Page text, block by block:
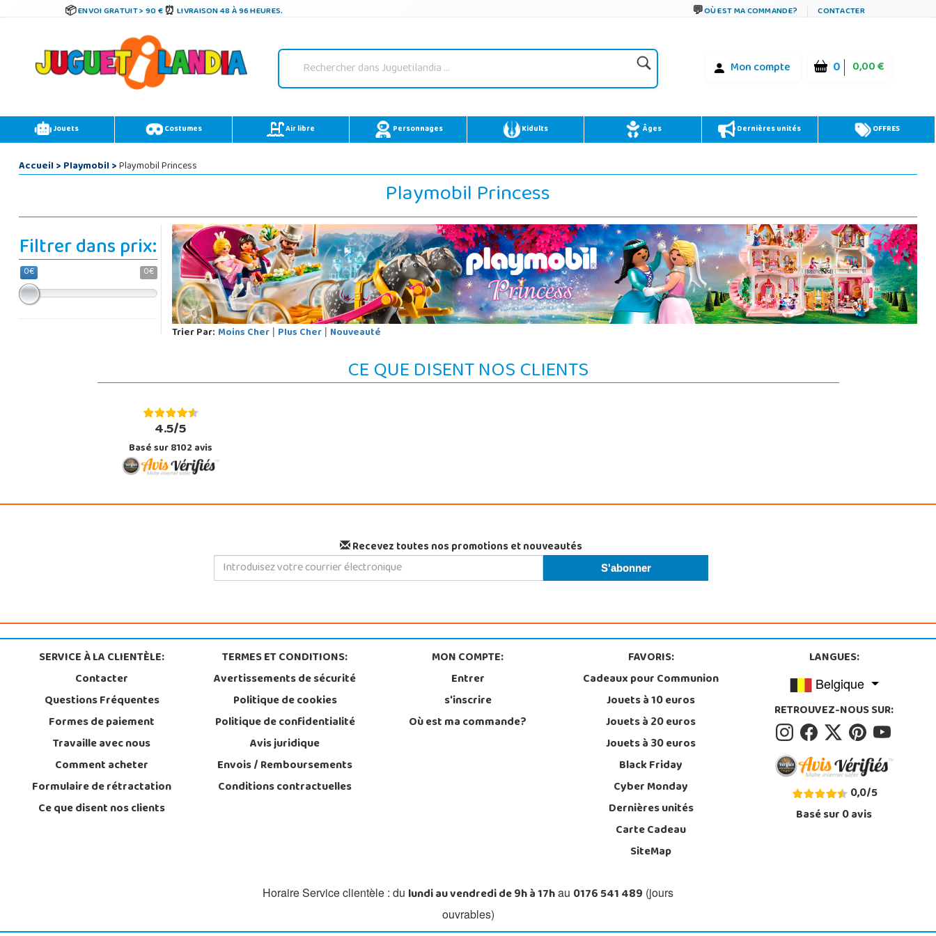
ENVOI GRATUIT > 90 € LIVRAISON 48 À 96 HEURES. OÙ EST MA COMMANDE? CONTACTER
Mon compte 0 0,00 €
Jouets Costumes Air libre Personnages Kidults Âges Dernières unités OFFRES
Accueil>Playmobil>Playmobil Princess
Playmobil Princess
Filtrer dans prix:
0€
0€
Trier Par: Moins Cher| Plus Cher| Nouveauté
CE QUE DISENT NOS CLIENTS
4.5/5
Basé sur 8102 avis
Recevez toutes nos promotions et nouveautés
SERVICE À LA CLIENTÈLE:
Contacter
Questions Fréquentes
Formes de paiement
Travaille avec nous
Comment acheter
Formulaire de rétractation
Ce que disent nos clients
TERMES ET CONDITIONS:
Avertissements de sécurité
Politique de cookies
Politique de confidentialité
Avis juridique
Envois / Remboursements
Conditions contractuelles
MON COMPTE:
Entrer
s'inscrire
Où est ma commande?
FAVORIS:
Cadeaux pour Communion
Jouets à 10 euros
Jouets à 20 euros
Jouets à 30 euros
Black Friday
Cyber Monday
Dernières unités
Carte Cadeau
SiteMap
LANGUES:
Belgique
RETROUVEZ-NOUS SUR:
0,0/5
Basé sur0avis
Horaire Service clientèle : du lundi au vendredi de 9h à 17hau 0176 541 489 (jours
ouvrables)